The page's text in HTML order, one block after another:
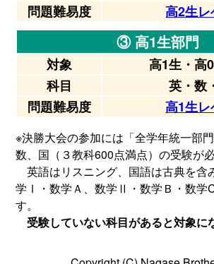
問題難易度
高2生
③ 高1生部門
対象
高1生・高
科目
英・数
問題難易度
高1生
※決勝大会の参加には「全学年統一部門
数、国（３教科600点満点）の受験が必
英語はリスニング、国語は古典を含
学Ⅰ・数学Ａ、数学Ⅱ・数学Ｂ・数学
す。
受験していない科目があると対象に